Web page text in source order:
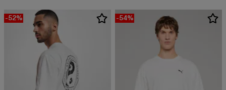
-52% -54%